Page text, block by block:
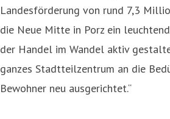
Landesförderung von rund 7,3
die Neue Mitte in Porz ein
der Handel im Wandel aktiv
ganzes Stadtteilzentrum an die
Bewohner neu ausgerichtet.“